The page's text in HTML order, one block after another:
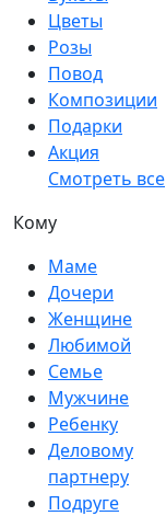
Цветы
Розы
Повод
Композиции
Подарки
Акция
Смотреть все
Кому
Маме
Дочери
Женщине
Любимой
Семье
Мужчине
Ребенку
Деловому
партнеру
Подруге